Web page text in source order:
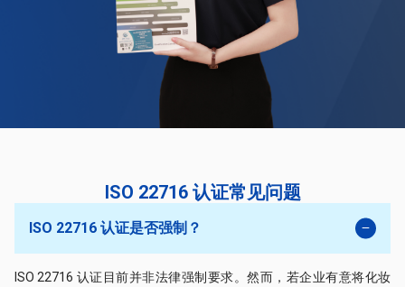
ISO 22716 认证常见问题
ISO 22716 认证是否强制？
ISO 22716 认证目前并非法律强制要求。然而，若企业有意将化妆